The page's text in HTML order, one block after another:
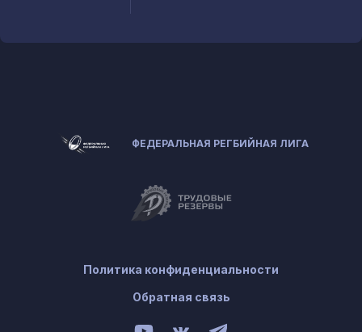
ФЕДЕРАЛЬНАЯ РЕГБИЙНАЯ ЛИГА
Политика конфиденциальности
Обратная связь